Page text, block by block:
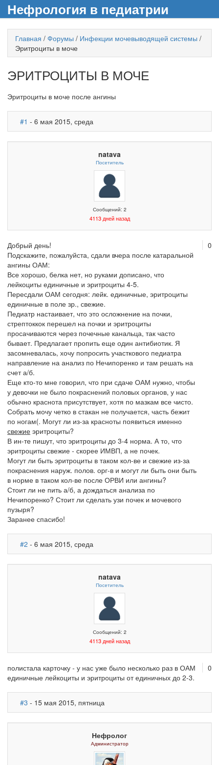
Нефрология в педиатрии
Главная / Форумы / Инфекции мочевыводящей системы /
Эритроциты в моче
ЭРИТРОЦИТЫ В МОЧЕ
Эритроциты в моче после ангины
#1 - 6 мая 2015, среда
natava
Посетитель
Сообщений: 2
4113 дней назад
0
Добрый день!
Подскажите, пожалуйста, сдали вчера после катаральной
ангины ОАМ:
Все хорошо, белка нет, но руками дописано, что
лейкоциты единичные и эритроциты 4-5.
Пересдали ОАМ сегодня: лейк. единичные, эритроциты
единичные в поле зр., свежие.
Педиатр настаивает, что это осложнение на почки,
стрептоккок перешел на почки и эритроциты
просачиваются через почечные канальца, так часто
бывает. Предлагает пропить еще один антибиотик. Я
засомневалась, хочу попросить участкового педиатра
направление на анализ по Нечипоренко и там решать на
счет а/б.
Еще кто-то мне говорил, что при сдаче ОАМ нужно, чтобы
у девочки не было покраснений половых органов, у нас
обычно краснота присутствует, хотя по мазкам все чисто.
Собрать мочу четко в стакан не получается, часть бежит
по ногам(. Могут ли из-за красноты появиться именно
свежие эритроциты?
В ин-те пишут, что эритроциты до 3-4 норма. А то, что
эритроциты свежие - скорее ИМВП, а не почек.
Могут ли быть эритроциты в таком кол-ве и свежие из-за
покраснения наруж. полов. орг-в и могут ли быть они быть
в норме в таком кол-ве после ОРВИ или ангины?
Стоит ли не пить а/б, а дождаться анализа по
Нечипоренко? Стоит ли сделать узи почек и мочевого
пузыря?
Заранее спасибо!
#2 - 6 мая 2015, среда
natava
Посетитель
Сообщений: 2
4113 дней назад
0
полистала карточку - у нас уже было несколько раз в ОАМ
единичные лейкоциты и эритроциты от единичных до 2-3.
#3 - 15 мая 2015, пятница
Нефролог
Администратор